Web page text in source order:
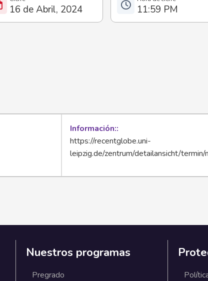
16 de Abril, 2024 11:59 PM
Información:
https://recentglobe.uni-
leipzig.de/zentrum/detailansicht/
Nuestros programas
Pregrado